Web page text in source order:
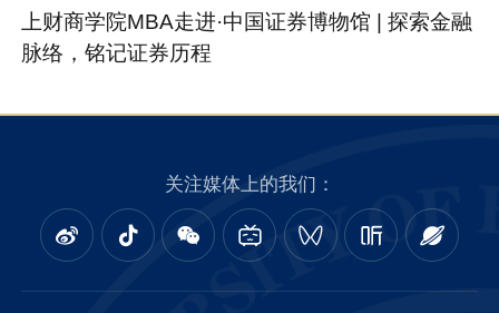
上财商学院MBA走进·中国证券博物馆 | 探索金融
脉络，铭记证券历程
关注媒体上的我们：